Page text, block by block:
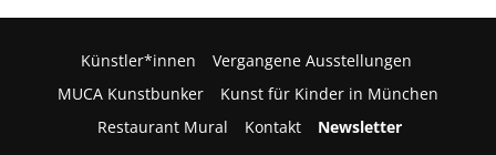
Künstler*innen
Vergangene Ausstellungen
MUCA Kunstbunker
Kunst für Kinder in München
Restaurant Mural
Kontakt Newsletter